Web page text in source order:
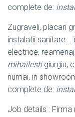
complete de:
Zugraveli, placari
instalatii sanitare.
electrice,
mihailestigiurgiu,
numai, in
complete de:
Job details : Firma